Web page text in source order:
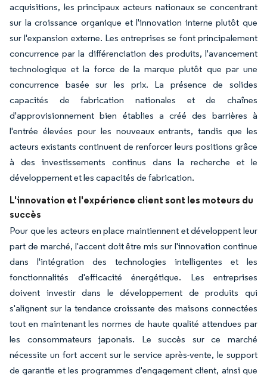
acquisitions, les principaux acteurs nationaux se concentrant
sur la croissance organique et l'innovation interne plutôt que
sur l'expansion externe. Les entreprises se font principalement
concurrence par la différenciation des produits, l'avancement
technologique et la force de la marque plutôt que par une
concurrence basée sur les prix. La présence de solides
capacités de fabrication nationales et de chaînes
d'approvisionnement bien établies a créé des barrières à
l'entrée élevées pour les nouveaux entrants, tandis que les
acteurs existants continuent de renforcer leurs positions grâce
à des investissements continus dans la recherche et le
développement et les capacités de fabrication.
L'innovation et l'expérience client sont les moteurs du
succès
Pour que les acteurs en place maintiennent et développent leur
part de marché, l'accent doit être mis sur l'innovation continue
dans l'intégration des technologies intelligentes et les
fonctionnalités d'efficacité énergétique. Les entreprises
doivent investir dans le développement de produits qui
s'alignent sur la tendance croissante des maisons connectées
tout en maintenant les normes de haute qualité attendues par
les consommateurs japonais. Le succès sur ce marché
nécessite un fort accent sur le service après-vente, le support
de garantie et les programmes d'engagement client, ainsi que